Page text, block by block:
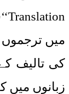
میں ترجموں
کی تالیف
زبانوں میں